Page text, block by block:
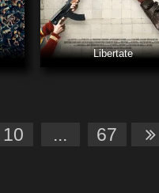
Libertate
10 ... 67